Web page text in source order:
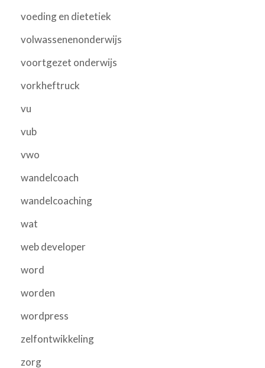
voeding en dietetiek
volwassenenonderwijs
voortgezet onderwijs
vorkheftruck
vu
vub
vwo
wandelcoach
wandelcoaching
wat
web developer
word
worden
wordpress
zelfontwikkeling
zorg